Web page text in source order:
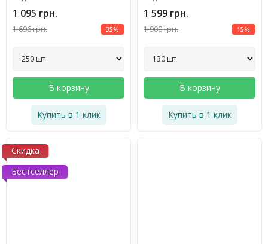
1 095 грн.
1 696 грн. 35%
В корзину
Купить в 1 клик
1 599 грн.
1 900 грн. 15%
В корзину
Купить в 1 клик
Скидка
Бестселлер